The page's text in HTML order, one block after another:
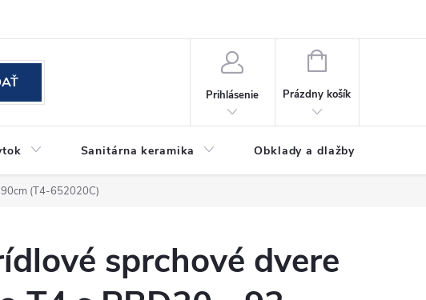
Prihlásenie
NÁKUPNÝ
Prázdny košík
Sanitárna keramika Obklady a dlažby
(T4-652020C)
sprchové dvere